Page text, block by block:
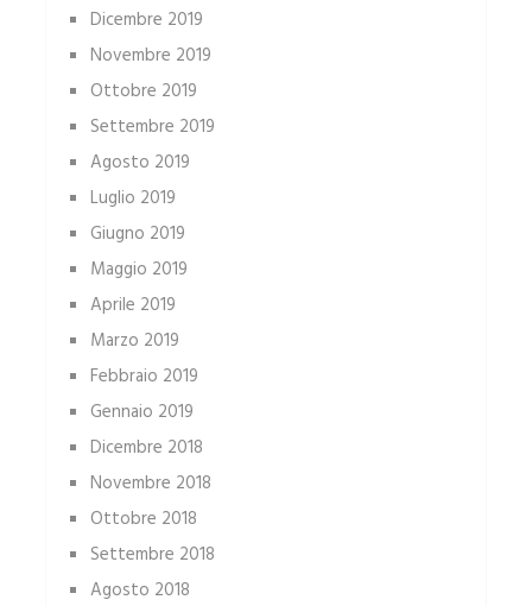
Dicembre 2019
Novembre 2019
Ottobre 2019
Settembre 2019
Agosto 2019
Luglio 2019
Giugno 2019
Maggio 2019
Aprile 2019
Marzo 2019
Febbraio 2019
Gennaio 2019
Dicembre 2018
Novembre 2018
Ottobre 2018
Settembre 2018
Agosto 2018